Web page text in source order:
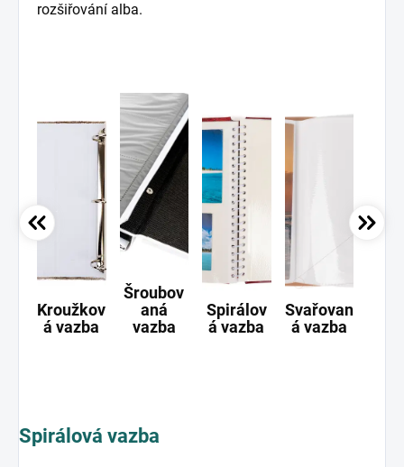
rozšiřování alba.
Kroužkov
á vazba
Šroubov
aná
vazba
Spirálov
á vazba
Svařovan
á vazba
Spirálová vazba